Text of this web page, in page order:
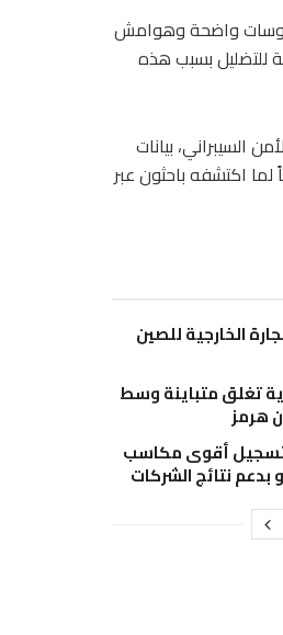
هلوسات واضحة وهوامش
للتضليل بسبب هذه
السيبراني، بيانات
اكتشفه باحثون عبر
الخارجية للصين
تغلق متباينة وسط
هرمز
لتسجيل أقوى مكاسب
بدعم نتائج الشركات